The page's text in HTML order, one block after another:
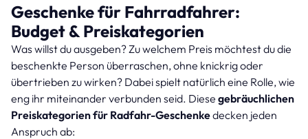
Geschenke für Fahrradfahrer:
Budget & Preiskategorien
Was willst du ausgeben? Zu welchem Preis möchtest du die
beschenkte Person überraschen, ohne knickrig oder
übertrieben zu wirken? Dabei spielt natürlich eine Rolle, wie
eng ihr miteinander verbunden seid. Diese gebräuchlichen
Preiskategorien für Radfahr-Geschenkedecken jeden
Anspruch ab: